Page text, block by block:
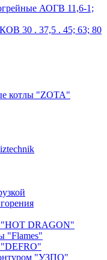
АОГВ 11,6-1;
30 . 37,5 . 45; 63; 80
котлы "ZOTA"
"HOT DRAGON"
"Flames"
"DEFRO"
"УЗПО"